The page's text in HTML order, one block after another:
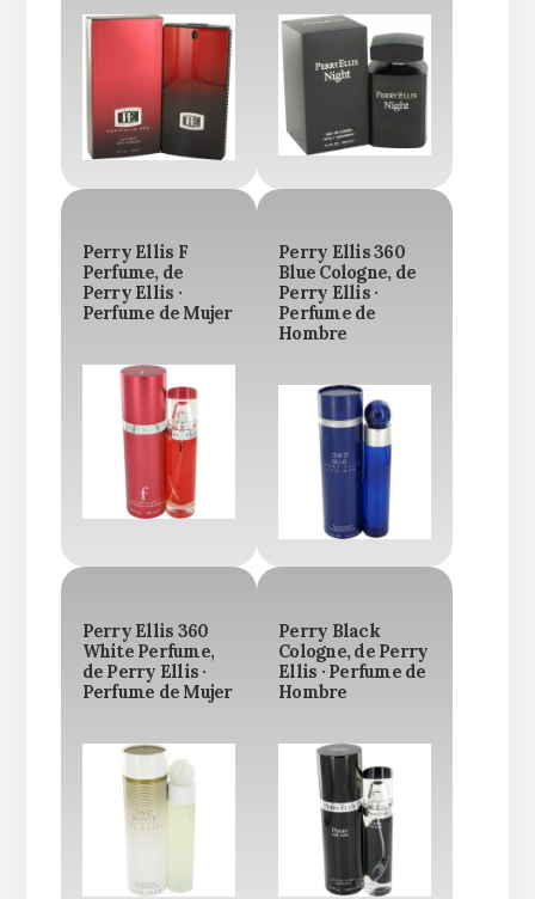
Perry Ellis F
Perfume, de
Perry Ellis ·
Perfume de Mujer
Perry Ellis 360
Blue Cologne, de
Perry Ellis ·
Perfume de
Hombre
Perry Ellis 360
White Perfume,
de Perry Ellis ·
Perfume de Mujer
Perry Black
Cologne, de Perry
Ellis · Perfume de
Hombre